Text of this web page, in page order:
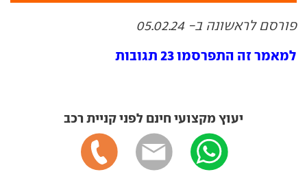
פורסם לראשונה ב- 05.02.24
למאמר זה התפרסמו 23 תגובות
יעוץ מקצועי חינם לפני קניית רכב